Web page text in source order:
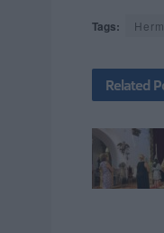
Tags:
Related